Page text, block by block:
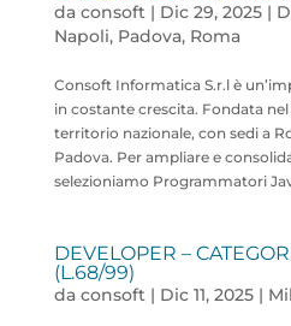
da consoft| Dic 29, 2025|
Napoli, Padova, Roma
Consoft Informatica S.r.l è
in costante crescita. Fondata
territorio nazionale, con sedi a
Padova. Per ampliare e
selezioniamo Programmatori
DEVELOPER –
(L.68/99)
da consoft| Dic 11, 2025|